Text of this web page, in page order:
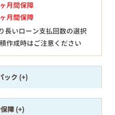
月間保障
月間保障
長いローン支払回数の選択
作成時はご注意ください
ック
障